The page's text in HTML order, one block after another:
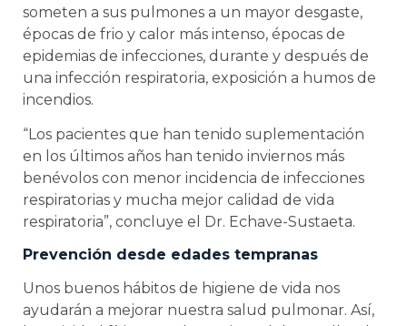
someten a sus pulmones a un mayor desgaste,
épocas de frio y calor más intenso, épocas de
epidemias de infecciones, durante y después de
una infección respiratoria, exposición a humos de
incendios.
“Los pacientes que han tenido suplementación
en los últimos años han tenido inviernos más
benévolos con menor incidencia de infecciones
respiratorias y mucha mejor calidad de vida
respiratoria”, concluye el Dr. Echave-Sustaeta.
Prevención desde edades tempranas
Unos buenos hábitos de higiene de vida nos
ayudarán a mejorar nuestra salud pulmonar. Así,